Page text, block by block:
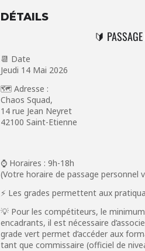
DÉTAILS
🔰 PASSAGE
📆 Date
Jeudi 14 Mai 2026
🗺️ Adresse :
Chaos Squad,
14 rue Jean Neyret
42100 Saint-Etienne
⌚ Horaires : 9h-18h
(Votre horaire de passage personnel
⚡ Les grades permettent aux
💡 Pour les compétiteurs, le
encadrants, il est nécessaire
grade vert permet d’accéder aux
tant que commissaire (officiel de